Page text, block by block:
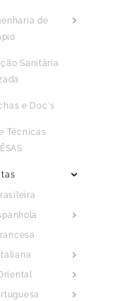
de
Sanitária
e Doc´s
Técnicas